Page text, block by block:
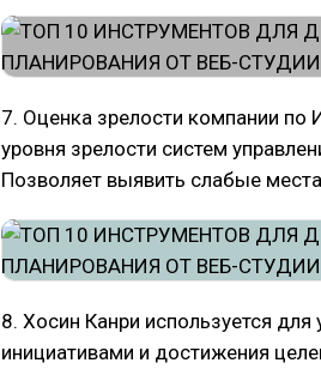
7. Оценка зрелости компании по
уровня зрелости систем
Позволяет выявить слабые
8. Хосин Канри используется для
инициативами и достижения